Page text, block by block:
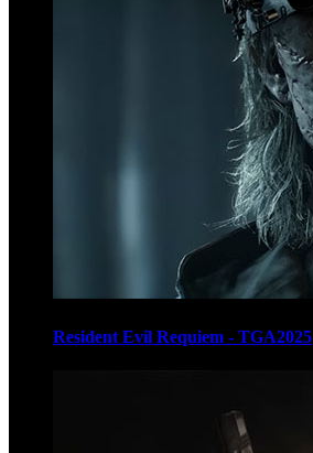
Resident Evil Requiem - TGA2025